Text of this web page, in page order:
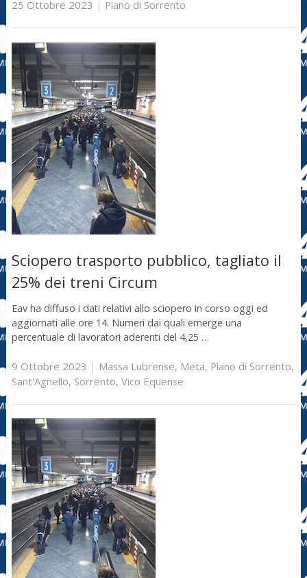
25 Ottobre 2023 | Piano di Sorrento
Sciopero trasporto pubblico, tagliato il
25% dei treni Circum
Eav ha diffuso i dati relativi allo sciopero in corso oggi ed
aggiornati alle ore 14. Numeri dai quali emerge una
percentuale di lavoratori aderenti del 4,25 …
9 Ottobre 2023 | Massa Lubrense, Meta, Piano di Sorrento,
Sant'Agnello, Sorrento, Vico Equense